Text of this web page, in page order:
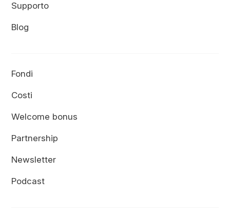
Supporto
Blog
Fondi
Costi
Welcome bonus
Partnership
Newsletter
Podcast